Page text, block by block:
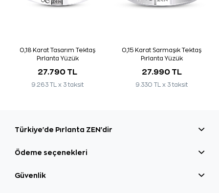
0,18 Karat Tasarım Tektaş
Pırlanta Yüzük
27.790 TL
9.263 TL x 3 taksit
0,15 Karat Sarmaşık Tektaş
Pırlanta Yüzük
27.990 TL
9.330 TL x 3 taksit
Türkiye'de Pırlanta ZEN'dir
Ödeme seçenekleri
Güvenlik